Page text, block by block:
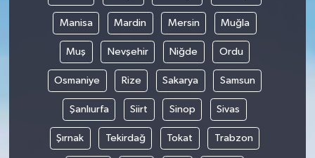
Manisa Mardin Mersin Muğla
Muş Nevşehir Niğde Ordu
Osmaniye Rize Sakarya Samsun
Şanlıurfa Siirt Sinop Sivas
Şırnak Tekirdağ Tokat Trabzon